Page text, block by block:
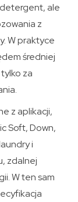
ale
z
W praktyce
średniej
za
z aplikacji,
Soft, Down,
i
zdalnej
W ten sam